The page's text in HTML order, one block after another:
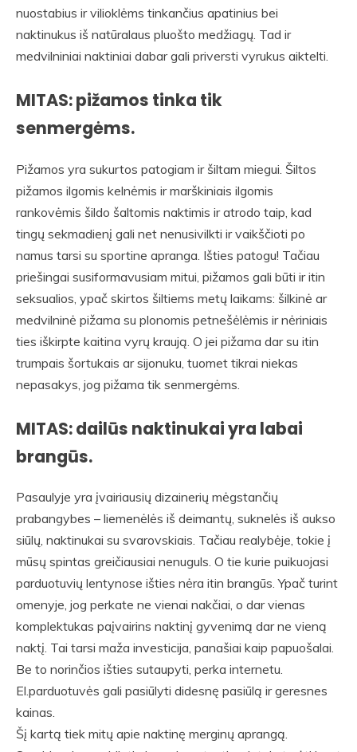
nuostabius ir vilioklėms tinkančius apatinius bei
naktinukus iš natūralaus pluošto medžiagų. Tad ir
medvilniniai naktiniai dabar gali priversti vyrukus aiktelti.
MITAS: pižamos tinka tik
senmergėms.
Pižamos yra sukurtos patogiam ir šiltam miegui. Šiltos
pižamos ilgomis kelnėmis ir marškiniais ilgomis
rankovėmis šildo šaltomis naktimis ir atrodo taip, kad
tingų sekmadienį gali net nenusivilkti ir vaikščioti po
namus tarsi su sportine apranga. Išties patogu! Tačiau
priešingai susiformavusiam mitui, pižamos gali būti ir itin
seksualios, ypač skirtos šiltiems metų laikams: šilkinė ar
medvilninė pižama su plonomis petnešėlėmis ir nėriniais
ties iškirpte kaitina vyrų kraują. O jei pižama dar su itin
trumpais šortukais ar sijonuku, tuomet tikrai niekas
nepasakys, jog pižama tik senmergėms.
MITAS: dailūs naktinukai yra labai
brangūs.
Pasaulyje yra įvairiausių dizainerių mėgstančių
prabangybes – liemenėlės iš deimantų, suknelės iš aukso
siūlų, naktinukai su svarovskiais. Tačiau realybėje, tokie į
mūsų spintas greičiausiai nenuguls. O tie kurie puikuojasi
parduotuvių lentynose išties nėra itin brangūs. Ypač turint
omenyje, jog perkate ne vienai nakčiai, o dar vienas
komplektukas paįvairins naktinį gyvenimą dar ne vieną
naktį. Tai tarsi maža investicija, panašiai kaip papuošalai.
Be to norinčios išties sutaupyti, perka internetu.
El.parduotuvės gali pasiūlyti didesnę pasiūlą ir geresnes
kainas.
Šį kartą tiek mitų apie naktinę merginų aprangą.